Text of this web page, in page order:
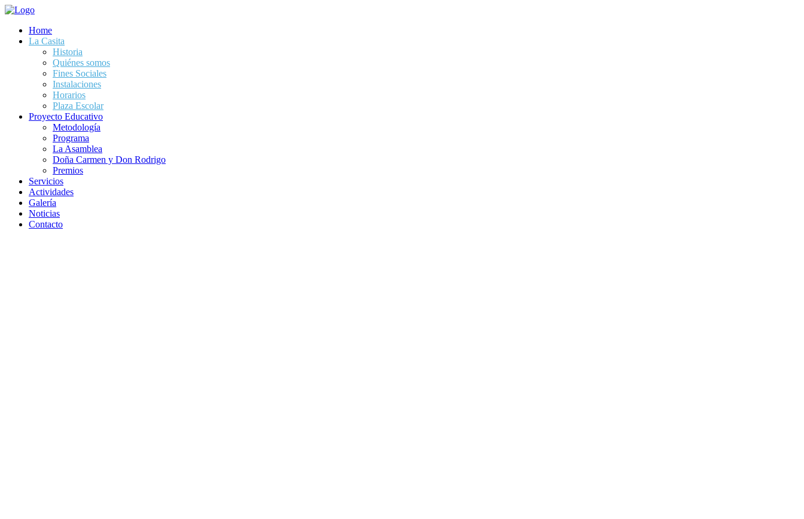
Home
La Casita
Historia
Quiénes somos
Fines Sociales
Instalaciones
Horarios
Plaza Escolar
Proyecto Educativo
Metodología
Programa
La Asamblea
Doña Carmen y Don Rodrigo
Premios
Servicios
Actividades
Galería
Noticias
Contacto